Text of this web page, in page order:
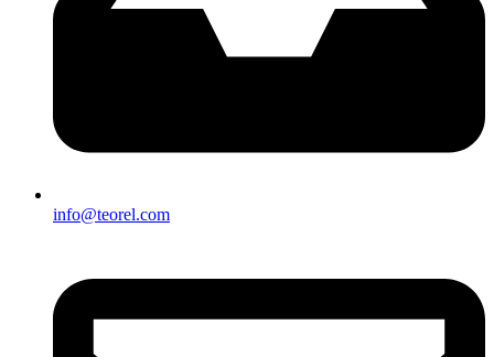
info@teorel.com